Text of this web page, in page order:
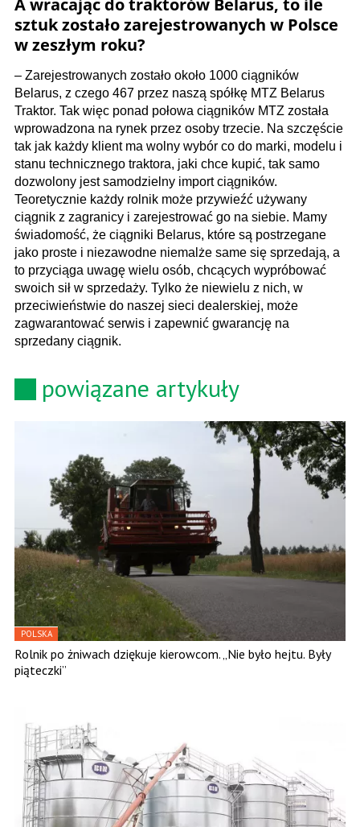
A wracając do traktorów Belarus, to ile
sztuk zostało zarejestrowanych w Polsce
w zeszłym roku?
– Zarejestrowanych zostało około 1000 ciągników
Belarus, z czego 467 przez naszą spółkę MTZ Belarus
Traktor. Tak więc ponad połowa ciągników MTZ została
wprowadzona na rynek przez osoby trzecie. Na szczęście
tak jak każdy klient ma wolny wybór co do marki, modelu i
stanu technicznego traktora, jaki chce kupić, tak samo
dozwolony jest samodzielny import ciągników.
Teoretycznie każdy rolnik może przywieźć używany
ciągnik z zagranicy i zarejestrować go na siebie. Mamy
świadomość, że ciągniki Belarus, które są postrzegane
jako proste i niezawodne niemalże same się sprzedają, a
to przyciąga uwagę wielu osób, chcących wypróbować
swoich sił w sprzedaży. Tylko że niewielu z nich, w
przeciwieństwie do naszej sieci dealerskiej, może
zagwarantować serwis i zapewnić gwarancję na
sprzedany ciągnik.
powiązane artykuły
POLSKA
Rolnik po żniwach dziękuje kierowcom. „Nie było hejtu. Były
piąteczki”